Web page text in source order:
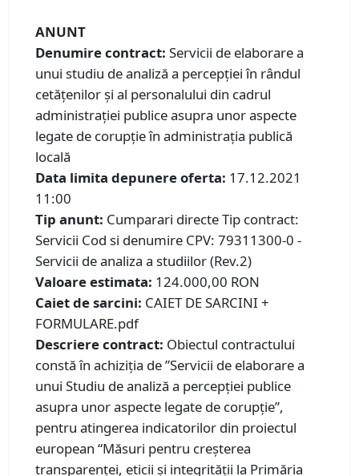
ANUNT
Denumire contract: Servicii de elaborare a
unui studiu de analiză a percepției în rândul
cetățenilor și al personalului din cadrul
administrației publice asupra unor aspecte
legate de corupție în administrația publică
locală
Data limita depunere oferta: 17.12.2021
11:00
Tip anunt: Cumparari directeTip contract:
Servicii Cod si denumire CPV: 79311300-0 -
Servicii de analiza a studiilor (Rev.2)
Valoare estimata: 124.000,00 RON
Caiet de sarcini: CAIET DE SARCINI +
FORMULARE.pdf
Descriere contract: Obiectul contractului
constă în achiziția de ”Servicii de elaborare a
unui Studiu de analiză a percepţiei publice
asupra unor aspecte legate de corupţie”,
pentru atingerea indicatorilor din proiectul
european “Măsuri pentru creșterea
transparenței, eticii și integrității la Primăria